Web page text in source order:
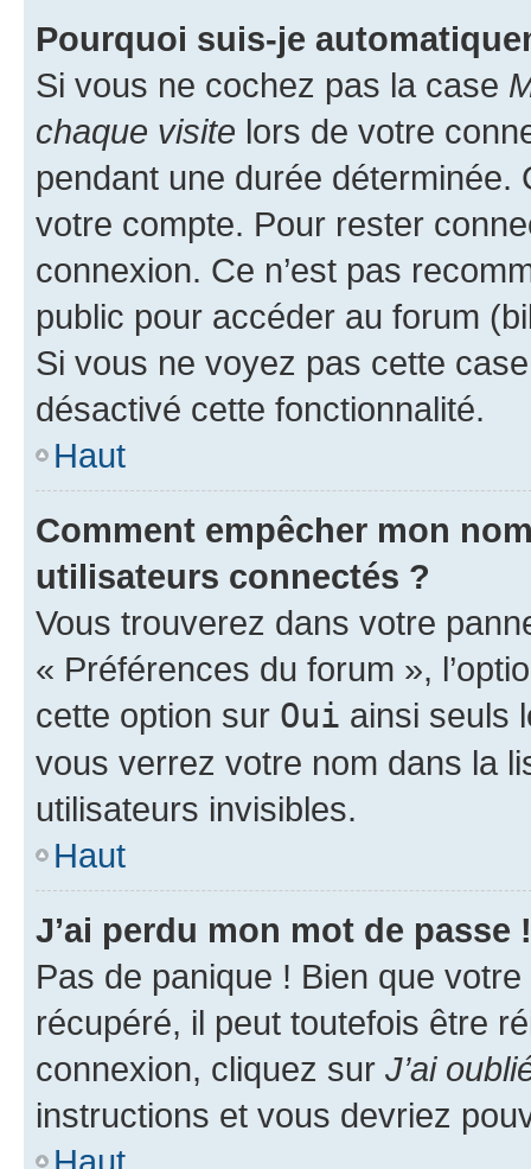
Pourquoi suis-je
Si vous ne cochez pas la case
chaque visite lors de votre
pendant une durée déterminée.
votre compte. Pour rester
connexion. Ce n’est pas
public pour accéder au forum
Si vous ne voyez pas cette
désactivé cette fonctionnalité.
Haut
Comment empêcher mon
utilisateurs connectés ?
Vous trouverez dans votre
« Préférences du forum »,
cette option sur Oui ainsi seuls
vous verrez votre nom dans la
utilisateurs invisibles.
Haut
J’ai perdu mon mot de passe !
Pas de panique ! Bien que
récupéré, il peut toutefois être
connexion, cliquez sur J’ai
instructions et vous devriez
Haut